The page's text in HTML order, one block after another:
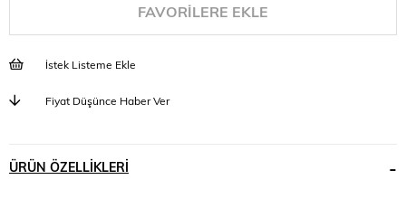
FAVORILERE EKLE
İstek Listeme Ekle
Fiyat Düşünce Haber Ver
ÜRÜN ÖZELLIKLERI